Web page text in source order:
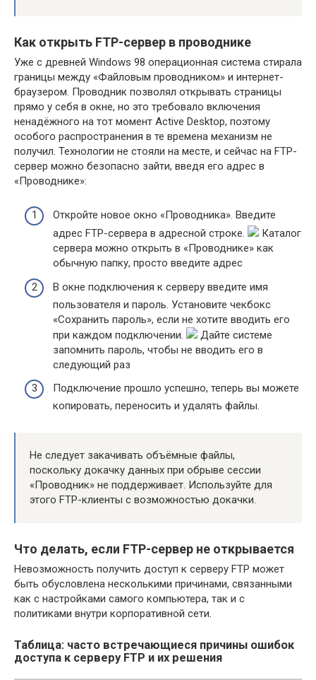
Как открыть FTP-сервер в проводнике
Уже с древней Windows 98 операционная система стирала
границы между «Файловым проводником» и интернет-
браузером. Проводник позволял открывать страницы
прямо у себя в окне, но это требовало включения
ненадёжного на тот момент Active Desktop, поэтому
особого распространения в те времена механизм не
получил. Технологии не стояли на месте, и сейчас на FTP-
сервер можно безопасно зайти, введя его адрес в
«Проводнике»:
Откройте новое окно «Проводника». Введите
адрес FTP-сервера в адресной строке.
Каталог
сервера можно открыть в «Проводнике» как
обычную папку, просто введите адрес
В окне подключения к серверу введите имя
пользователя и пароль. Установите чекбокс
«Сохранить пароль», если не хотите вводить его
при каждом подключении.
Дайте системе
запомнить пароль, чтобы не вводить его в
следующий раз
Подключение прошло успешно, теперь вы можете
копировать, переносить и удалять файлы.
Не следует закачивать объёмные файлы,
поскольку докачку данных при обрыве сессии
«Проводник» не поддерживает. Используйте для
этого FTP-клиенты с возможностью докачки.
Что делать, если FTP-сервер не открывается
Невозможность получить доступ к серверу FTP может
быть обусловлена несколькими причинами, связанными
как с настройками самого компьютера, так и с
политиками внутри корпоративной сети.
Таблица: часто встречающиеся причины ошибок
доступа к серверу FTP и их решения